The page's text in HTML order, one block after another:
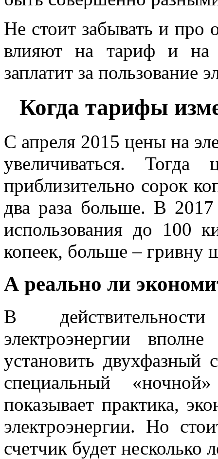
Не стоит забывать и про
влияют на тариф и на
заплатит за пользование
Когда тарифы
С апреля 2015 цены на
увеличиваться. Тогда
приблизительно сорок
два раза больше. В 2017
использования до 100
копеек, больше – гривну
А реально ли
В
электроэнергии
установить двухфазный
специальный
показывает практика,
электроэнергии. Но
счетчик будет несколько